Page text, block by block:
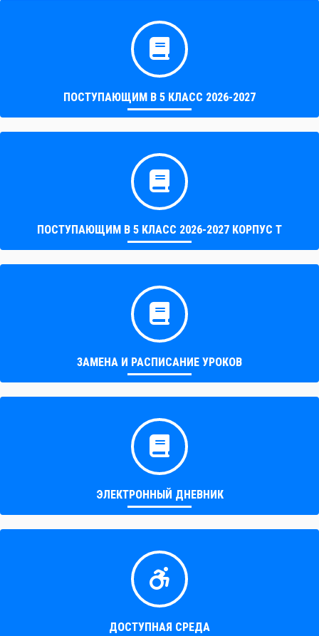
ПОСТУПАЮЩИМ В 5 КЛАСС 2026-2027
ПОСТУПАЮЩИМ В 5 КЛАСС 2026-2027 КОРПУС Т
ЗАМЕНА И РАСПИСАНИЕ УРОКОВ
ЭЛЕКТРОННЫЙ ДНЕВНИК
ДОСТУПНАЯ СРЕДА